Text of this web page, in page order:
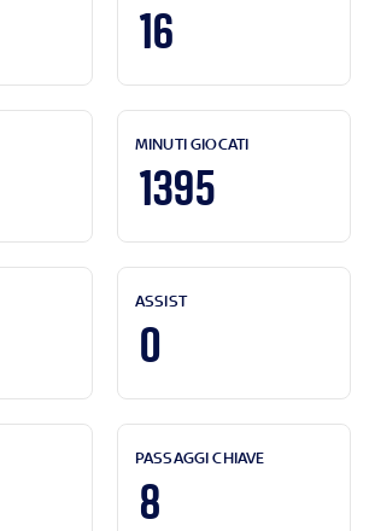
16
MINUTI GIOCATI
1395
ASSIST
0
PASSAGGI CHIAVE
8